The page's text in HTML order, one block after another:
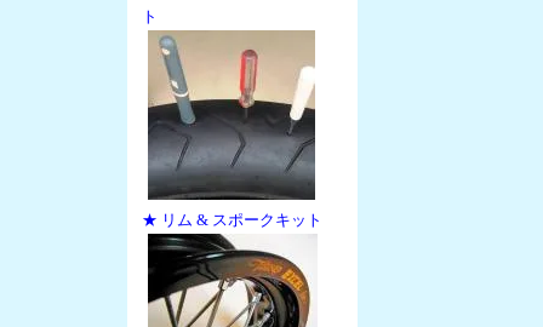
ト
★ リム & スポークキット